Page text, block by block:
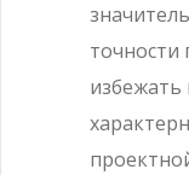
точности